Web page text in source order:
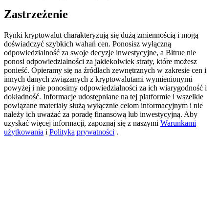
Deposit CASHCAT & Win
Share 500000 CASHCAT prize pool
Exclusive for BitMart Users
Register & Trade to Win 500,000 USDT
Zastrzeżenie
Rynki kryptowalut charakteryzują się dużą zmiennością i mogą
doświadczyć szybkich wahań cen. Ponosisz wyłączną
odpowiedzialność za swoje decyzje inwestycyjne, a Bitrue nie
ponosi odpowiedzialności za jakiekolwiek straty, które możesz
ponieść. Opieramy się na źródłach zewnętrznych w zakresie cen i
innych danych związanych z kryptowalutami wymienionymi
powyżej i nie ponosimy odpowiedzialności za ich wiarygodność i
dokładność. Informacje udostępniane na tej platformie i wszelkie
powiązane materiały służą wyłącznie celom informacyjnym i nie
należy ich uważać za poradę finansową lub inwestycyjną. Aby
uzyskać więcej informacji, zapoznaj się z naszymi Warunkami
użytkowania i Polityką prywatności .